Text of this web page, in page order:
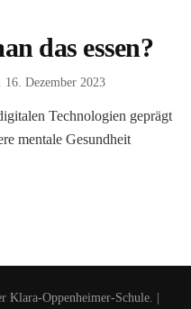
das essen?
16. Dezember 2023
Technologien geprägt
mentale Gesundheit
Klara-Oppenheimer-Schule. |